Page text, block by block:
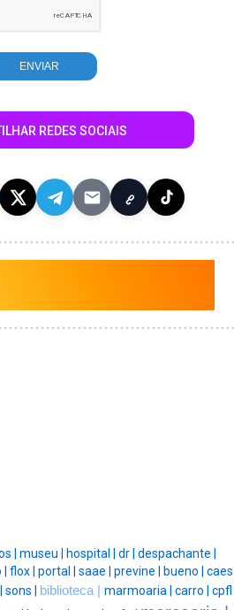
REDES SOCIAIS
| museu | hospital | dr | despachante |
flox | portal | saae | previne | bueno | caes
sons | biblioteca | marmoaria | carro | cpfl